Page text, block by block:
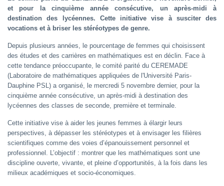
et pour la cinquième année consécutive, un après-midi à
destination des lycéennes. Cette initiative vise à susciter des
vocations et à briser les stéréotypes de genre.
Depuis plusieurs années, le pourcentage de femmes qui choisissent
des études et des carrières en mathématiques est en déclin. Face à
cette tendance préoccupante, le comité parité du CEREMADE
(Laboratoire de mathématiques appliquées de l'Université Paris-
Dauphine PSL) a organisé, le mercredi 5 novembre dernier, pour la
cinquième année consécutive, un après-midi à destination des
lycéennes des classes de seconde, première et terminale.
Cette initiative vise à aider les jeunes femmes à élargir leurs
perspectives, à dépasser les stéréotypes et à envisager les filières
scientifiques comme des voies d’épanouissement personnel et
professionnel. L’objectif : montrer que les mathématiques sont une
discipline ouverte, vivante, et pleine d’opportunités, à la fois dans les
milieux académiques et socio-économiques.